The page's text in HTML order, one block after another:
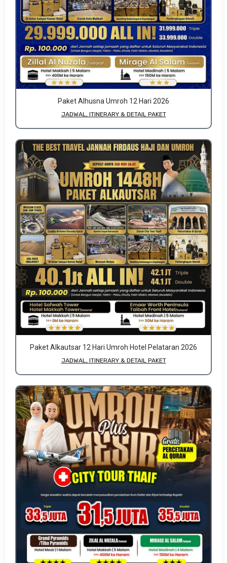
Paket Alhusna Umroh 12 Hari 2026
JADWAL, ITINERARY & DETAIL PAKET
Paket Alkautsar 12 Hari Umroh Hotel Pelataran 2026
JADWAL, ITINERARY & DETAIL PAKET